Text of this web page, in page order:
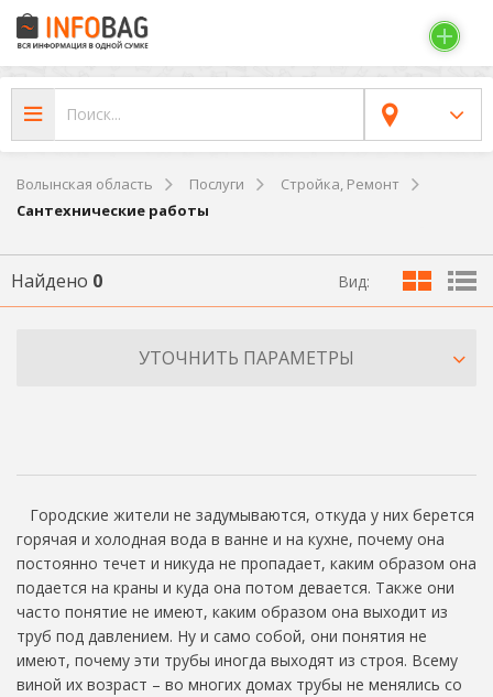
Волынская область Послуги
Стройка, Ремонт
Сантехнические работы
Найдено 0 Вид:
УТОЧНИТЬ ПАРАМЕТРЫ
Городские жители не задумываются, откуда у них берется
горячая и холодная вода в ванне и на кухне, почему она
постоянно течет и никуда не пропадает, каким образом она
подается на краны и куда она потом девается. Также они
часто понятие не имеют, каким образом она выходит из
труб под давлением. Ну и само собой, они понятия не
имеют, почему эти трубы иногда выходят из строя. Всему
виной их возраст – во многих домах трубы не менялись со